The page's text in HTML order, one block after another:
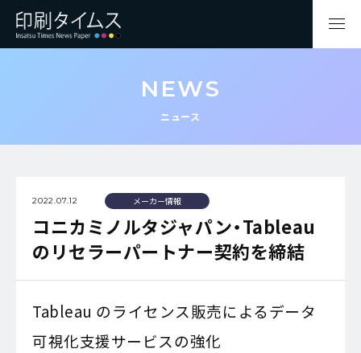
NEWS
ニュース
2022.07.12 メーカー情報
コニカミノルタジャパン・Tableau
のリセラーパートナー契約を締結
Tableau のライセンス販売によるデータ
可視化支援サービスの強化